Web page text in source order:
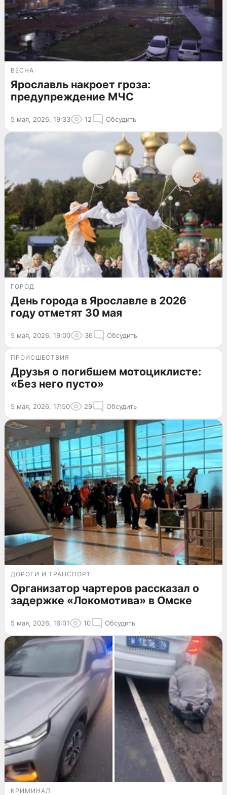
ВЕСНА
Ярославль накроет гроза:
предупреждение МЧС
5 мая, 2026, 19:33 12 Обсудить
ГОРОД
День города в Ярославле в 2026
году отметят 30 мая
5 мая, 2026, 19:00 36 Обсудить
ПРОИСШЕСТВИЯ
Друзья о погибшем мотоциклисте:
«Без него пусто»
5 мая, 2026, 17:50 29 Обсудить
ДОРОГИ И ТРАНСПОРТ
Организатор чартеров рассказал о
задержке «Локомотива» в Омске
5 мая, 2026, 16:01 10 Обсудить
КРИМИНАЛ